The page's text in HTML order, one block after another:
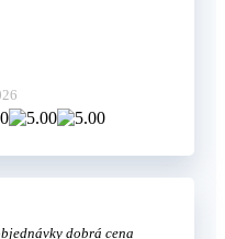
dobrá cena